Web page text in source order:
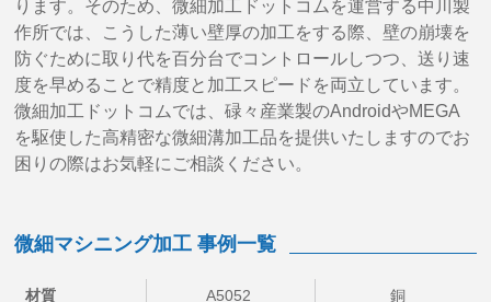
ります。そのため、微細加工ドットコムを運営する中川製
作所では、こうした薄い壁厚の加工をする際、壁の崩壊を
防ぐために取り代を百分台でコントロールしつつ、送り速
度を早めることで精度と加工スピードを両立しています。
微細加工ドットコムでは、碌々産業製のAndroidやMEGA
を駆使した高精密な微細溝加工品を提供いたしますのでお
困りの際はお気軽にご相談ください。
微細マシニング加工 事例一覧
材質
A5052
銅